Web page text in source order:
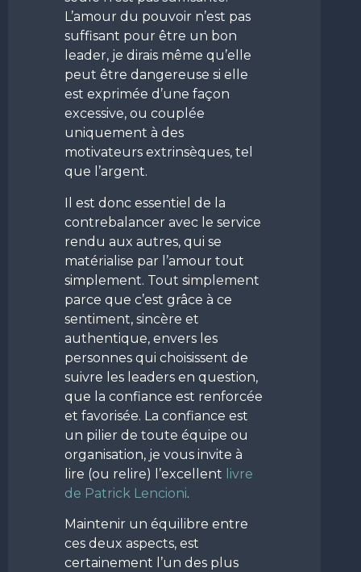
L’amour du pouvoir n’est pas
suffisant pour être un bon
leader, je dirais même qu’elle
peut être dangereuse si elle
est exprimée d’une façon
excessive, ou couplée
uniquement à des
motivateurs extrinsèques, tel
que l’argent.
Il est donc essentiel de la
contrebalancer avec le service
rendu aux autres, qui se
matérialise par l’amour tout
simplement. Tout simplement
parce que c’est grâce à ce
sentiment, sincère et
authentique, envers les
personnes qui choisissent de
suivre les leaders en question,
que la confiance est renforcée
et favorisée. La confiance est
un pilier de toute équipe ou
organisation, je vous invite à
lire (ou relire) l’excellent livre
de Patrick Lencioni.
Maintenir un équilibre entre
ces deux aspects, est
certainement l’un des plus